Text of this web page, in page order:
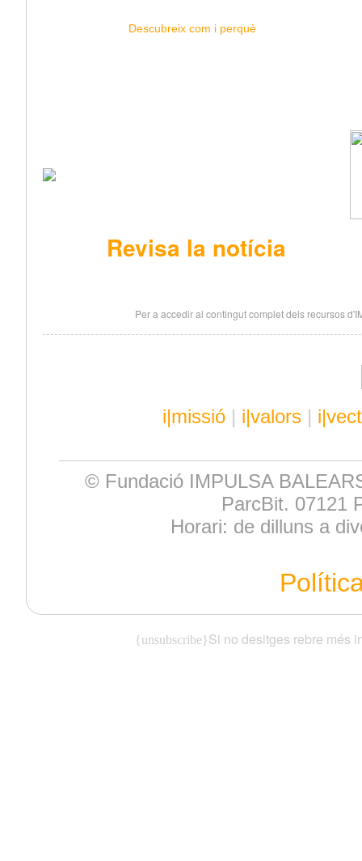
Descubreix com i perquè
Revisa la notícia
Per a accedir al contingut complet dels recursos
i|missió| i|valors|
© Fundació IMPULSA
ParcBit. 07121
Horari: de dilluns a
{unsubscribe}Si no desitges rebre més